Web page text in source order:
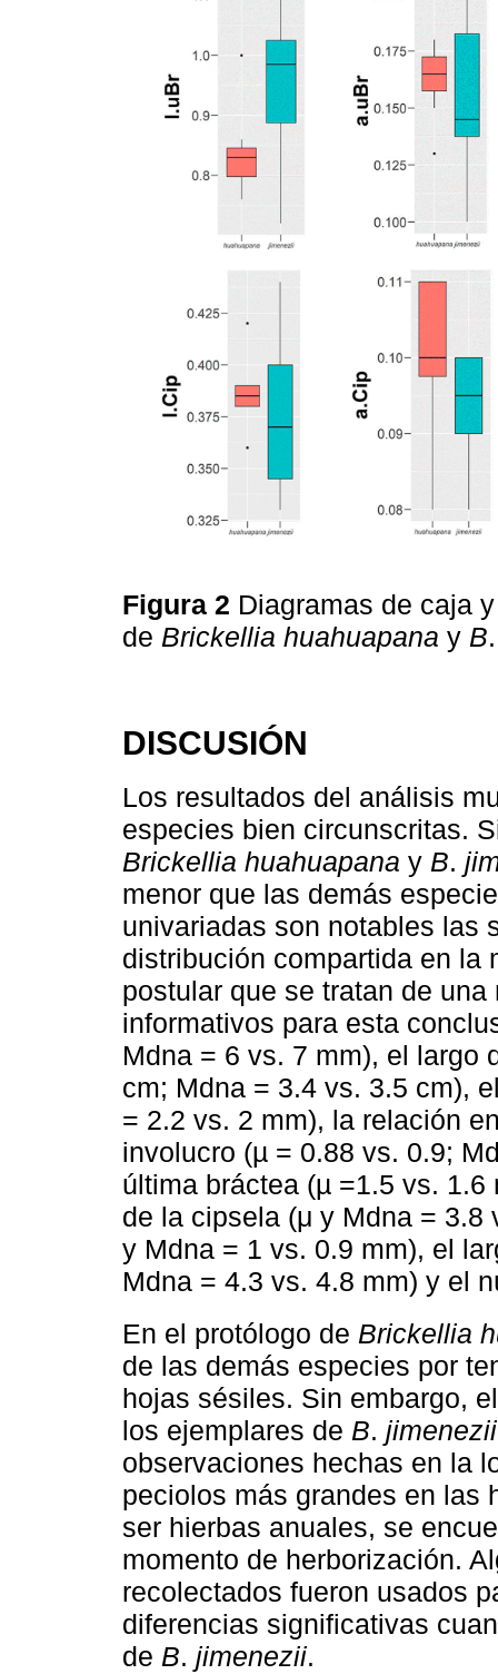
Figura 2 Diagramas de caja
de Brickellia huahuapana y B
DISCUSIÓN
Los resultados del análisis
especies bien circunscritas.
Brickellia huahuapana y B.
menor que las demás
univariadas son notables las
distribución compartida en la
postular que se tratan de
informativos para esta
Mdna = 6 vs. 7 mm), el largo
cm; Mdna = 3.4 vs. 3.5 cm),
= 2.2 vs. 2 mm), la relación
involucro (µ = 0.88 vs. 0.9;
última bráctea (µ =1.5 vs.
de la cipsela (μ y Mdna =
y Mdna = 1 vs. 0.9 mm), el
Mdna = 4.3 vs. 4.8 mm) y el
En el protólogo de Brickellia
de las demás especies por
hojas sésiles. Sin embargo,
los ejemplares de B. jimenezii
observaciones hechas en la
peciolos más grandes en las
ser hierbas anuales, se
momento de herborización.
recolectados fueron usados
diferencias significativas
de B. jimenezii.